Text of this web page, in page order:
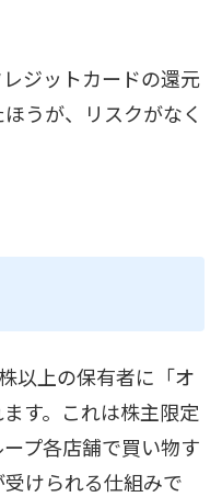
ジットカードの還元
うが、リスクがなく
以上の保有者に「オ
す。これは株主限定
プ各店舗で買い物す
けられる仕組みで